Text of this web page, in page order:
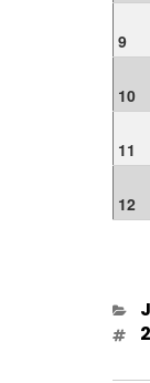
9
10
11
12